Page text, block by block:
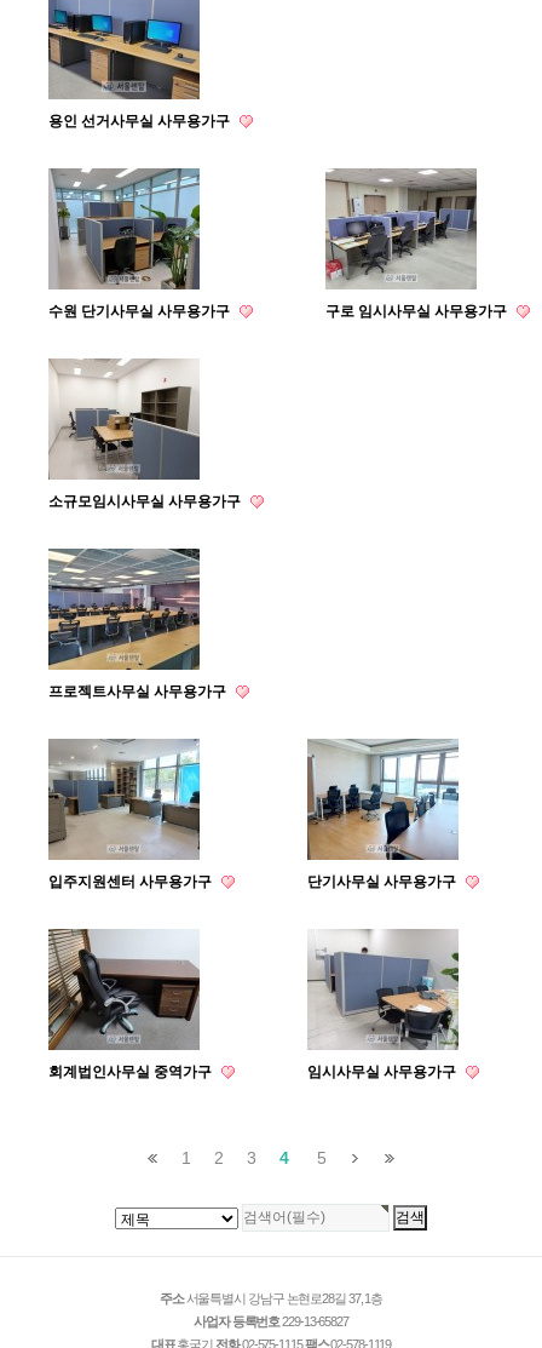
용인 선거사무실 사무용가구
수원 단기사무실 사무용가구 구로 임시사무실 사무용가구
소규모임시사무실 사무용가구
프로젝트사무실 사무용가구
입주지원센터 사무용가구 단기사무실 사무용가구
회계법인사무실 중역가구 임시사무실 사무용가구
1 2 3 4 5
주소서울특별시 강남구 논현로28길 37, 1층
사업자 등록번호229-13-65827
대표홍국기 전화02-575-1115팩스02-578-1119